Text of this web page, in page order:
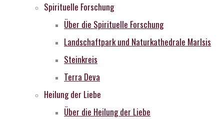
Spirituelle Forschung
Über die Spirituelle Forschung
Landschaftpark und Naturkathedrale MarIsis
Steinkreis
Terra Deva
Heilung der Liebe
Über die Heilung der Liebe